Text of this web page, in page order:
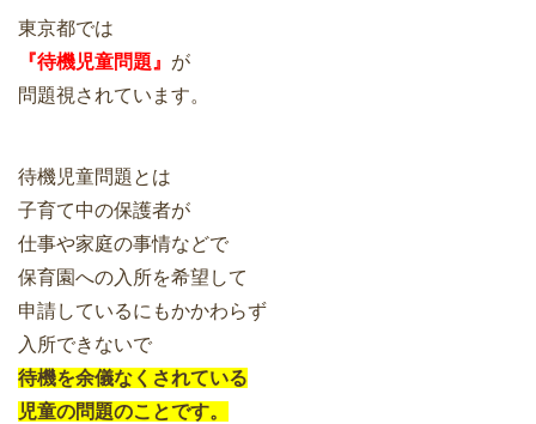
東京都では
『待機児童問題』 が
問題視されています。
待機児童問題とは
子育て中の保護者が
仕事や家庭の事情などで
保育園への入所を希望して
申請しているにもかかわらず
入所できないで
待機を余儀なくされている
児童の問題のことです。